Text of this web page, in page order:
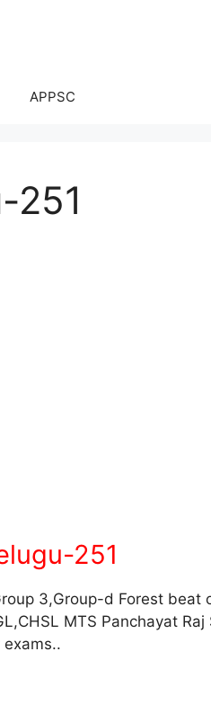
APPSC
251
251
3,Group-d Forest beat
MTS Panchayat Raj
exams..